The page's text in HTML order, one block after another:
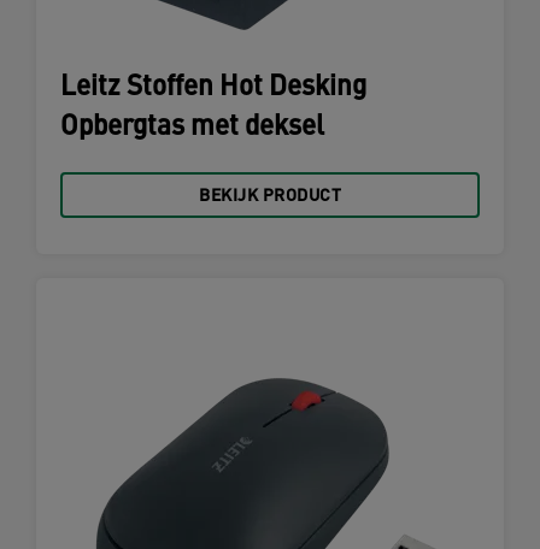
Leitz Stoffen Hot Desking
Opbergtas met deksel
BEKIJK PRODUCT